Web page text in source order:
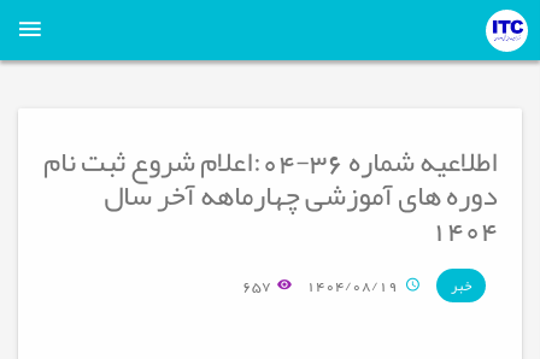
اطلاعیه شماره 36-04:اعلام شروع ثبت نام
دوره های آموزشی چهارماهه آخر سال
1404
خبر 1404/08/19
657